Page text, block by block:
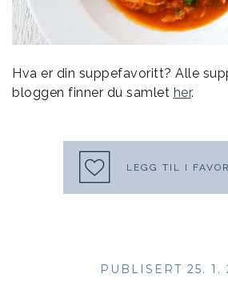
Hva er din suppefavoritt? Alle
bloggen finner du samlet her.
LEGG TIL I
PUBLISERT 25. 1.